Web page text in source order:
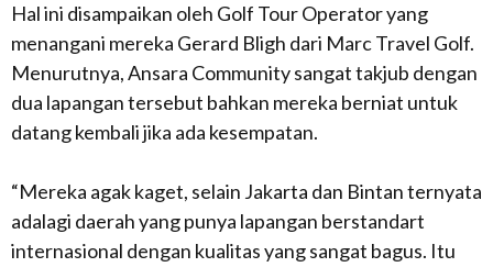
Hal ini disampaikan oleh Golf Tour Operator yang
menangani mereka Gerard Bligh dari Marc Travel Golf.
Menurutnya, Ansara Community sangat takjub dengan
dua lapangan tersebut bahkan mereka berniat untuk
datang kembali jika ada kesempatan.
“Mereka agak kaget, selain Jakarta dan Bintan ternyata
adalagi daerah yang punya lapangan berstandart
internasional dengan kualitas yang sangat bagus. Itu